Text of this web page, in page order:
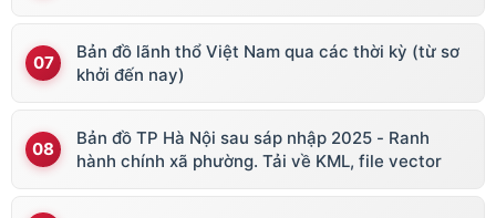
Bản đồ lãnh thổ Việt Nam qua các thời kỳ (từ sơ
khởi đến nay)
Bản đồ TP Hà Nội sau sáp nhập 2025 - Ranh
hành chính xã phường. Tải về KML, file vector